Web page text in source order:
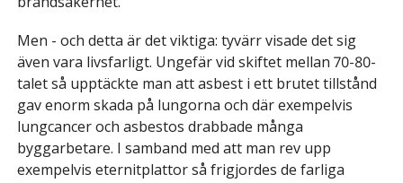
Men - och detta är det viktiga: tyvärr visade det sig
även vara livsfarligt. Ungefär vid skiftet mellan 70-80-
talet så upptäckte man att asbest i ett brutet tillstånd
gav enorm skada på lungorna och där exempelvis
lungcancer och asbestos drabbade många
byggarbetare. I samband med att man rev upp
exempelvis eternitplattor så frigjordes de farliga